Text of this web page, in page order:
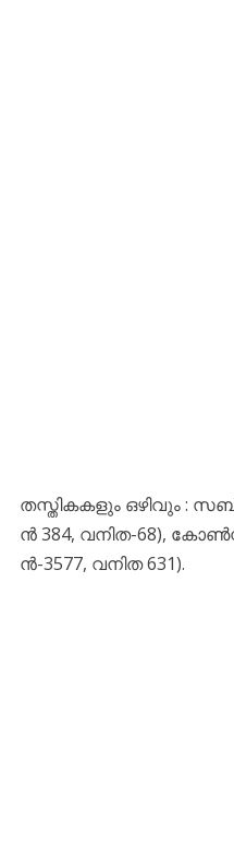
ത​സ്തി​ക​ക​ളും ഒ​ഴി​വും :
ൻ 384, വ​നി​ത-68),
ൻ-3577, വ​നി​ത 631).